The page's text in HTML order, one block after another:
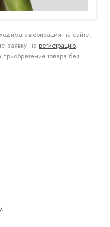
авторизация на сайте.
заявку на регистрацию.
товара без